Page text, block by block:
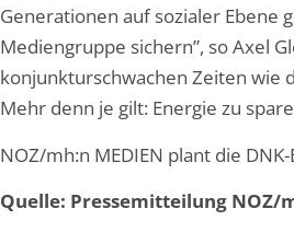
Generationen auf sozialer
Mediengruppe sichern”, so Axel
konjunkturschwachen Zeiten wie
Mehr denn je gilt: Energie zu
NOZ/mh:n MEDIEN plant die
Quelle: Pressemitteilung NOZ/